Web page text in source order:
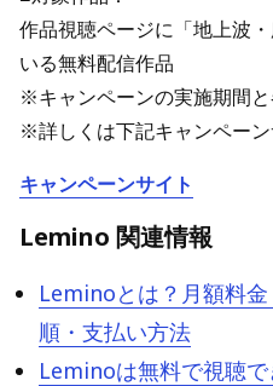
作品視聴ページに「地上波
いる無料配信作品
※キャンペーンの実施期間と
※詳しくは下記キャンペーン
キャンペーンサイト
Lemino 関連情報
Leminoとは？月額料
順・支払い方法
Leminoは無料で視聴